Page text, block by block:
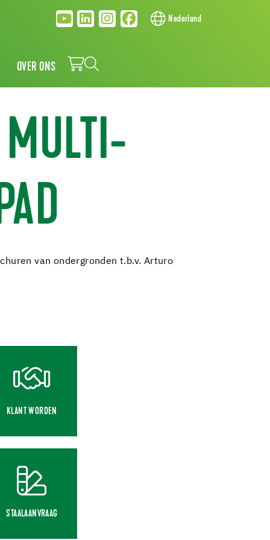
Nederland
OVER ONS
van ondergronden t.b.v. Arturo
KLANT WORDEN
STAALAANVRAAG